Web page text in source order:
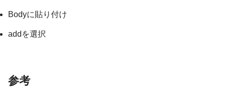
Bodyに貼り付け
addを選択
参考